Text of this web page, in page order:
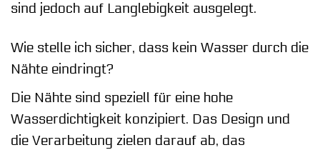
sind jedoch auf Langlebigkeit ausgelegt.
Wie stelle ich sicher, dass kein Wasser durch die
Nähte eindringt?
Die Nähte sind speziell für eine hohe
Wasserdichtigkeit konzipiert. Das Design und
die Verarbeitung zielen darauf ab, das